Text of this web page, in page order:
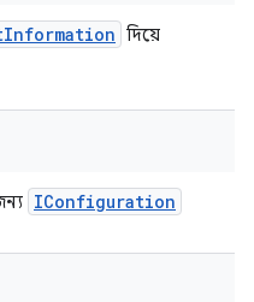
Information দিয়ে
IConfiguration